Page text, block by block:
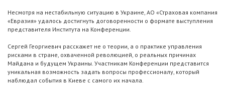
Несмотря на нестабильную ситуацию в Украине, АО «Страховая компания
«Евразия» удалось достигнуть договоренности о формате выступления
представителя Института на Конференции.
Сергей Георгиевич расскажет не о теории, а о практике управления
рисками в стране, охваченной революцией, о реальных причинах
Майдана и будущем Украины. Участникам Конференции представится
уникальная возможность задать вопросы профессионалу, который
наблюдал события в Киеве с самого их начала.